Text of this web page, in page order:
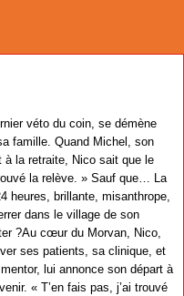
véto du coin, se démène
famille. Quand Michel, son
à la retraite, Nico sait que le
la relève. » Sauf que… La
heures, brillante, misanthrope,
dans le village de son
?Au cœur du Morvan, Nico,
ses patients, sa clinique, et
lui annonce son départ à
« T’en fais pas, j’ai trouvé